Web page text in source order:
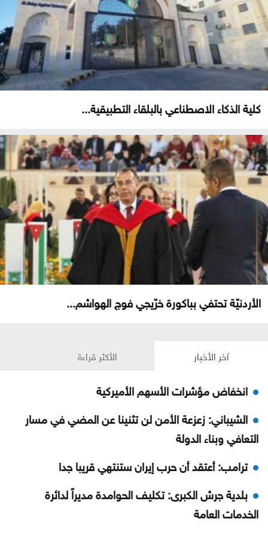
كلية الذكاء الاصطناعي بالبلقاء التطبيقية...
الأردنيّة تحتفي بباكورة خرّيجي فوج الهواشم...
آخر الأخبار الأكثر قراءة
انخفاض مؤشرات الأسهم الأميركية
الشيباني: زعزعة الأمن لن تثنينا عن المضي في مسار
التعافي وبناء الدولة
ترامب: أعتقد أن حرب إيران ستنتهي قريبا جدا
بلدية جرش الكبرى: تكليف الحوامدة مديراً لدائرة
الخدمات العامة